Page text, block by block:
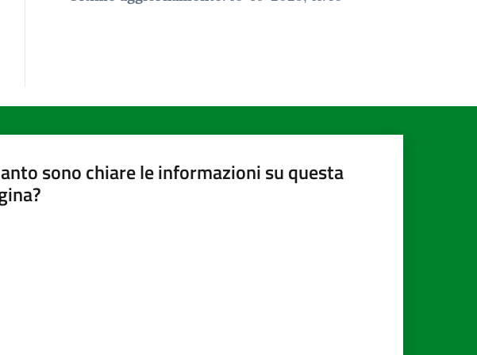
sono chiare le informazioni su questa